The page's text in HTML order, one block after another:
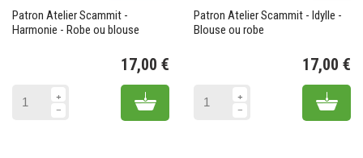
Patron Atelier Scammit -
Harmonie - Robe ou blouse
17,00 €
Add to cart
Patron Atelier Scammit - Idylle -
Blouse ou robe
17,00 €
Add